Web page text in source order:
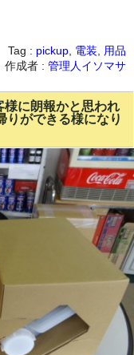
Tag : pickup 電装
用品
作成者 : 管理人イソマサ
に朗報かと思われ
ができる様になり